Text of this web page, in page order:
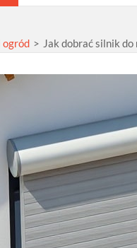
ogród > Jak dobrać silnik